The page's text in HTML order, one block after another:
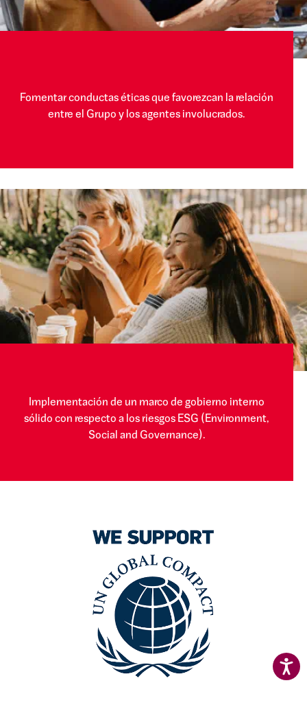
Fomentar conductas éticas que favorezcan la relación
entre el Grupo y los agentes involucrados.
Implementación de un marco de gobierno interno
sólido con respecto a los riesgos ESG (Environment,
Social and Governance).